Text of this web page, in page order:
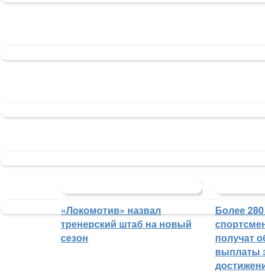
«Локомотив» назвал
тренерский штаб на новый
сезон
Более
получат
выплаты